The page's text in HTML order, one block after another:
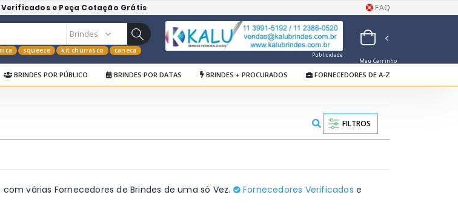
e Peça Cotação Grátis FAQ
squeeze kit churrasco caneca
Publicidade
Meu Carrinho
de Orçamentos
BRINDES POR PÚBLICO BRINDES POR DATAS BRINDES + PROCURADOS FORNECEDORES DE A-Z
FILTROS
várias Fornecedores de Brindes de uma só Vez. Fornecedores Verificados e